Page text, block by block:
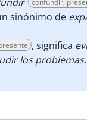
confundir,
sinónimo de
, significa
los problemas.